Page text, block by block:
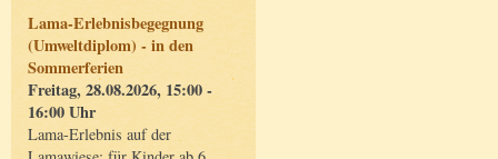
Lama-Erlebnisbegegnung
(Umweltdiplom) - in den
Sommerferien
Freitag, 28.08.2026, 15:00 -
16:00 Uhr
Lama-Erlebnis auf der